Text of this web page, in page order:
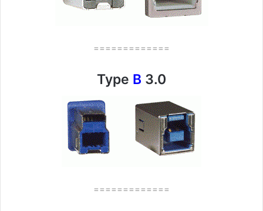
=============
Type B 3.0
=============